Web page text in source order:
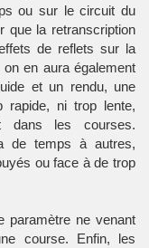
ou sur le circuit du
que la retranscription
de reflets sur la
en aura également
et un rendu, une
rapide, ni trop lente,
dans les courses.
de temps à autres,
ou face à de trop
paramètre ne venant
course. Enfin, les